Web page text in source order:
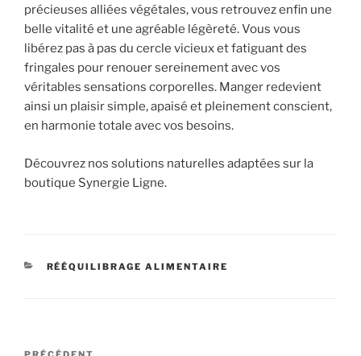
précieuses alliées végétales, vous retrouvez enfin une
belle vitalité et une agréable légèreté. Vous vous
libérez pas à pas du cercle vicieux et fatiguant des
fringales pour renouer sereinement avec vos
véritables sensations corporelles. Manger redevient
ainsi un plaisir simple, apaisé et pleinement conscient,
en harmonie totale avec vos besoins.
Découvrez nos solutions naturelles adaptées sur la
boutique Synergie Ligne.
CATÉGORIES
RÉÉQUILIBRAGE ALIMENTAIRE
Navigation